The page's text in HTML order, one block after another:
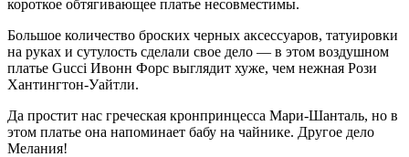
короткое обтягивающее платье несовместимы.
Большое количество броских черных аксессуаров, татуировки
на руках и сутулость сделали свое дело — в этом воздушном
платье Gucci Ивонн Форс выглядит хуже, чем нежная Рози
Хантингтон-Уайтли.
Да простит нас греческая кронпринцесса Мари-Шанталь, но в
этом платье она напоминает бабу на чайнике. Другое дело
Мелания!